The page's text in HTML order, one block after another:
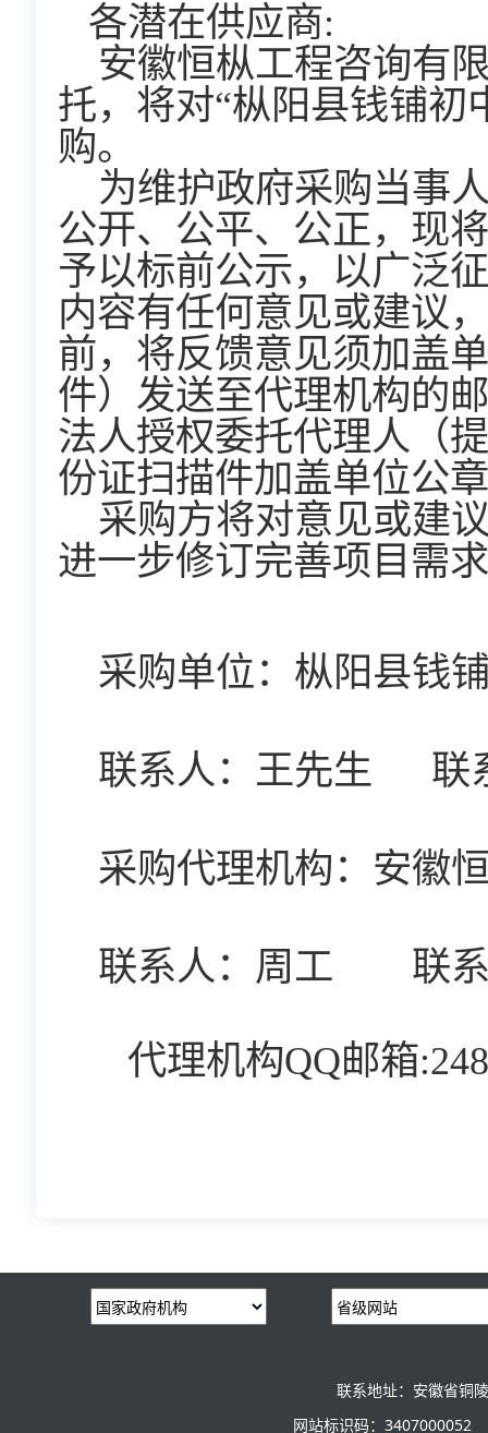
各潜在供应商:
安徽恒枞工程咨询有
托，将对“枞阳县钱铺初
购。
为维护政府采购当事
公开、公平、公正，现将
予以标前公示，以广泛
内容有任何意见或建议
前，将反馈意见须加盖
件）发送至代理机构的
法人授权委托代理人（
份证扫描件加盖单位公
采购方将对意见或建
进一步修订完善项目需
采购单位： 枞阳县钱
联系人： 王先生 联
采购代理机构：安徽
联系人： 周 工 联
代理机构QQ邮箱
联系地址：安徽省铜
网站标识码：3407000052